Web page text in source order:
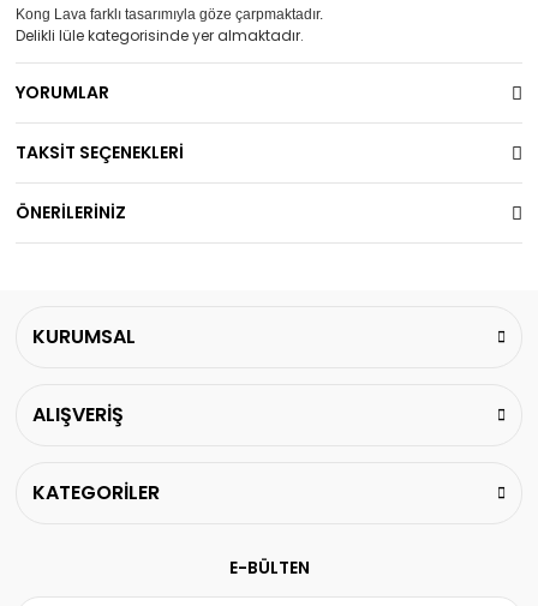
Kong Lava farklı tasarımıyla göze çarpmaktadır.
Delikli lüle kategorisinde yer almaktadır.
YORUMLAR
TAKSİT SEÇENEKLERİ
ÖNERİLERİNİZ
KURUMSAL
ALIŞVERİŞ
KATEGORİLER
E-BÜLTEN